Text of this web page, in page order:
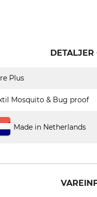
Plus
Mosquito & Bug proof
Made in Netherlands